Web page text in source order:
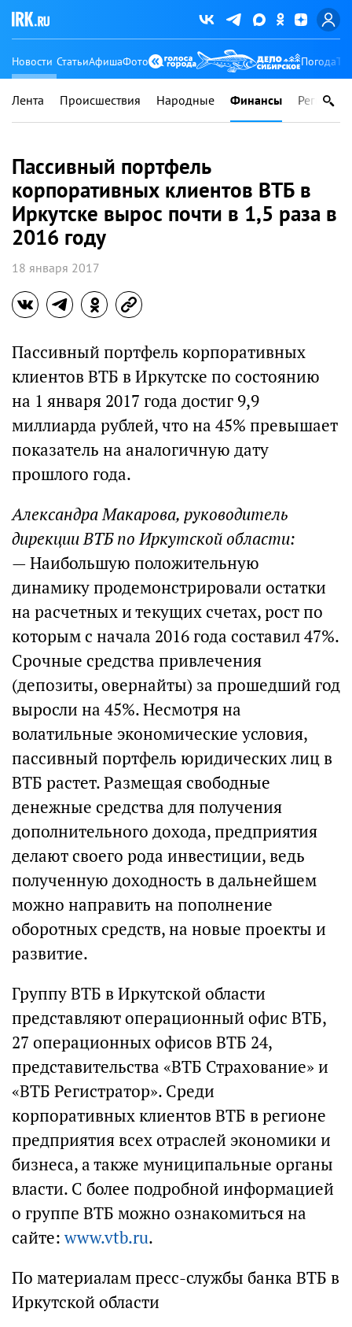
Новости СтатьиАфишаФото Погода
Лента Происшествия Народные Финансы Регионы
Пассивный портфель
корпоративных клиентов ВТБ в
Иркутске вырос почти в 1,5 раза в
2016 году
18 января 2017
Пассивный портфель корпоративных
клиентов ВТБ в Иркутске по состоянию
на 1 января 2017 года достиг 9,9
миллиарда рублей, что на 45% превышает
показатель на аналогичную дату
прошлого года.
Александра Макарова, руководитель
дирекции ВТБ по Иркутской области:
— Наибольшую положительную
динамику продемонстрировали остатки
на расчетных и текущих счетах, рост по
которым с начала 2016 года составил 47%.
Срочные средства привлечения
(депозиты, овернайты) за прошедший год
выросли на 45%. Несмотря на
волатильные экономические условия,
пассивный портфель юридических лиц в
ВТБ растет. Размещая свободные
денежные средства для получения
дополнительного дохода, предприятия
делают своего рода инвестиции, ведь
полученную доходность в дальнейшем
можно направить на пополнение
оборотных средств, на новые проекты и
развитие.
Группу ВТБ в Иркутской области
представляют операционный офис ВТБ,
27 операционных офисов ВТБ 24,
представительства «ВТБ Страхование» и
«ВТБ Регистратор». Среди
корпоративных клиентов ВТБ в регионе
предприятия всех отраслей экономики и
бизнеса, а также муниципальные органы
власти. С более подробной информацией
о группе ВТБ можно ознакомиться на
сайте:www.vtb.ru.
По материалам пресс-службы банка ВТБ в
Иркутской области